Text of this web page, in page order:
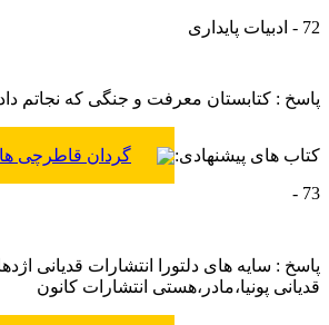
72 - ادبیات پایداری
پاسخ : کتابستان معرفت و جنگی که نجاتم داد
کتاب های پیشنهادی:
گردان قاطرچی ها
73 -
پاسخ : سایه های دلتورا انتشارات قدیانی
قدیانی پونیا،مادر،هستی انتشارات کانون